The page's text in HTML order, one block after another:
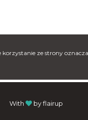
With by flairup
ze strony